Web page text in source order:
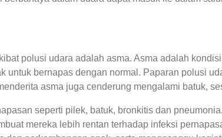
polusi udara adalah asma. Asma adalah
bernapas dengan normal. Paparan polusi
asma juga cenderung mengalami batuk,
seperti pilek, batuk, bronkitis dan
mereka lebih rentan terhadap infeksi